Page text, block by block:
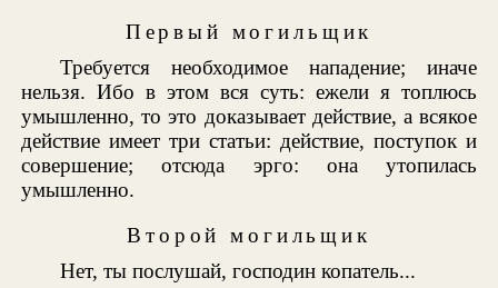
Первый могильщик
Требуется необходимое нападение; иначе
нельзя. Ибо в этом вся суть: ежели я топлюсь
умышленно, то это доказывает действие, а всякое
действие имеет три статьи: действие, поступок и
совершение; отсюда эрго: она утопилась
умышленно.
Второй могильщик
Нет, ты послушай, господин копатель...